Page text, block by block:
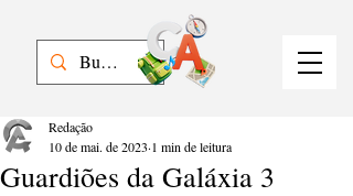
Guardiões da Galáxia 3
Redação
10 de mai. de 2023 1 min de leitura